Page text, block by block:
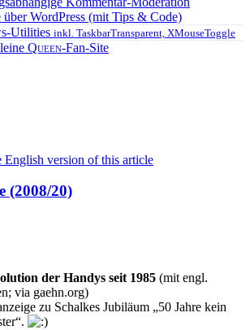
über WordPress (mit Tips & Code)
Utilities inkl. TaskbarTransparent, XMouseToggle
Queen-Fan-Site
English version of this article
(2008/20)
der Handys seit 1985 (mit engl.
via gaehn.org)
zu Schalkes Jubiläum „50 Jahre kein
.